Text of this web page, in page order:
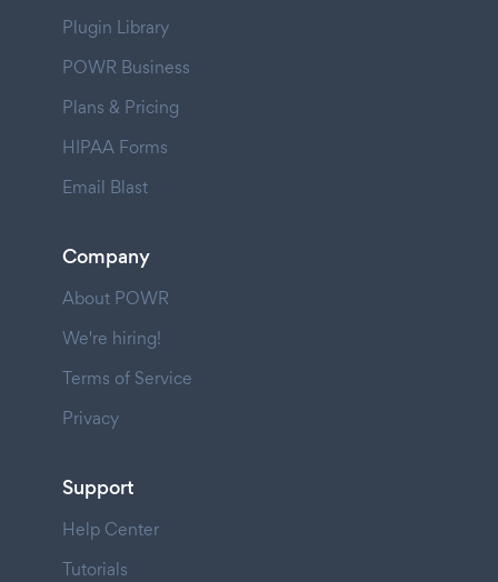
Plugin Library
POWR Business
Plans & Pricing
HIPAA Forms
Email Blast
Company
About POWR
We're hiring!
Terms of Service
Privacy
Support
Help Center
Tutorials